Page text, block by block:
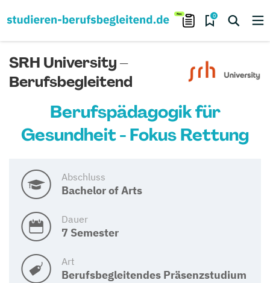
0
SRH University –
Berufsbegleitend
Berufspädagogik für
Gesundheit - Fokus Rettung
Abschluss
Bachelor of Arts
Dauer
7 Semester
Art
Berufsbegleitendes Präsenzstudium